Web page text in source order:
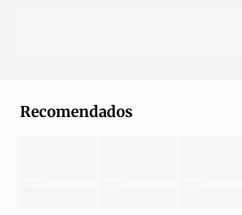
Recomendados